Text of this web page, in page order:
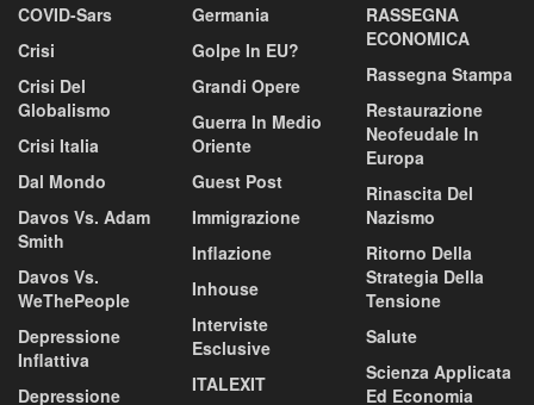
COVID-Sars
Crisi
Crisi Del
Globalismo
Crisi Italia
Dal Mondo
Davos Vs. Adam
Smith
Davos Vs.
WeThePeople
Depressione
Inflattiva
Depressione
Germania
Golpe In EU?
Grandi Opere
Guerra In Medio
Oriente
Guest Post
Immigrazione
Inflazione
Inhouse
Interviste
Esclusive
ITALEXIT
RASSEGNA
ECONOMICA
Rassegna Stampa
Restaurazione
Neofeudale In
Europa
Rinascita Del
Nazismo
Ritorno Della
Strategia Della
Tensione
Salute
Scienza Applicata
Ed Economia